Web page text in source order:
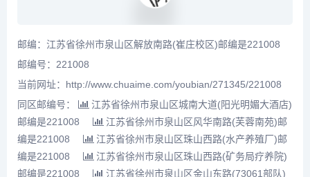
邮编：江苏省徐州市泉山区解放南路(崔庄校区)邮编是221008
邮编号：221008
当前网址：http://www.chuaime.com/youbian/271345/221008
同区邮编号：
江苏省徐州市泉山区城南大道(阳光明媚大酒店)
邮编是221008
江苏省徐州市泉山区风华南路(芙蓉南苑)邮
编是221008
江苏省徐州市泉山区珠山西路(水产养殖厂)邮
编是221008
江苏省徐州市泉山区珠山西路(矿务局疗养院)
邮编是221008
江苏省徐州市泉山区金山东路(73061部队)